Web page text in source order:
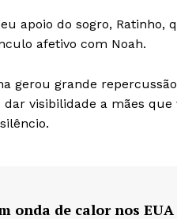
apoio do sogro, Ratinho,
afetivo com Noah.
gerou grande
visibilidade a mães
onda de calor nos EUA